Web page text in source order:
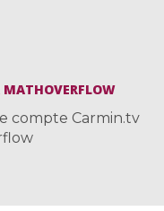
MATHOVERFLOW
compte Carmin.tv